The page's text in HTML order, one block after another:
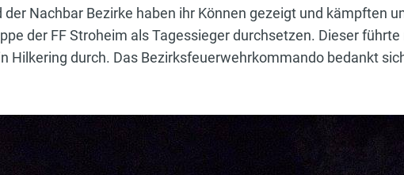
Nachbar Bezirke haben ihr Können gezeigt und kämpften
der FF Stroheim als Tagessieger durchsetzen. Dieser
Hilkering durch. Das Bezirksfeuerwehrkommando bedankt